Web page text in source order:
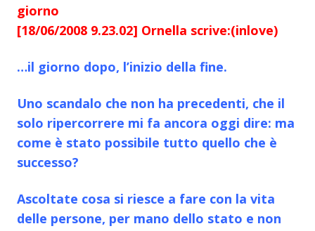
giorno
[18/06/2008 9.23.02] Ornella scrive:(inlove)
…il giorno dopo, l’inizio della fine.
Uno scandalo che non ha precedenti, che il
solo ripercorrere mi fa ancora oggi dire: ma
come è stato possibile tutto quello che è
successo?
Ascoltate cosa si riesce a fare con la vita
delle persone, per mano dello stato e non